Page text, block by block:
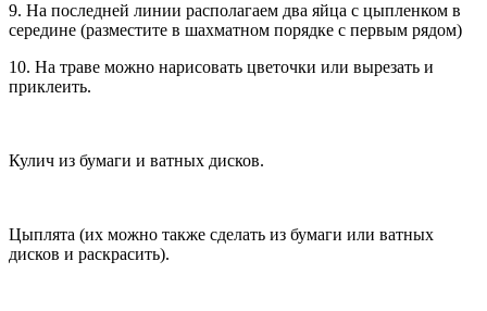
9. На последней линии располагаем два яйца с цыпленком в
середине (разместите в шахматном порядке с первым рядом)
10. На траве можно нарисовать цветочки или вырезать и
приклеить.
Кулич из бумаги и ватных дисков.
Цыплята (их можно также сделать из бумаги или ватных
дисков и раскрасить).